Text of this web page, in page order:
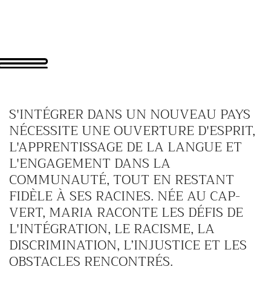
S'INTÉGRER DANS UN NOUVEAU PAYS
NÉCESSITE UNE OUVERTURE D'ESPRIT,
L'APPRENTISSAGE DE LA LANGUE ET
L'ENGAGEMENT DANS LA
COMMUNAUTÉ, TOUT EN RESTANT
FIDÈLE À SES RACINES. NÉE AU CAP-
VERT, MARIA RACONTE LES DÉFIS DE
L'INTÉGRATION, LE RACISME, LA
DISCRIMINATION, L’INJUSTICE ET LES
OBSTACLES RENCONTRÉS.